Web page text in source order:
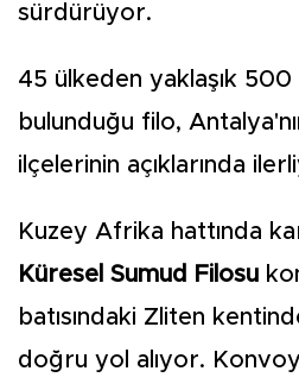
sürdürüyor.
45 ülkeden yaklaşık
bulunduğu filo,
ilçelerinin açıklarında
Kuzey Afrika hattında
Küresel Sumud Filosu
batısındaki Zliten
doğru yol alıyor.